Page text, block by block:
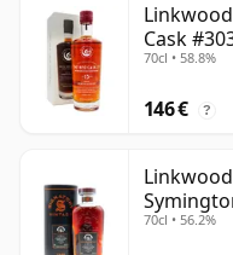
Cask
70cl • 58.8%
146 € ?
15 años
70cl • 56.2%